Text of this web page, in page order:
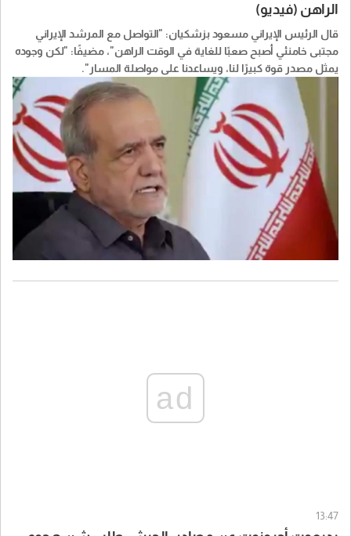
الراهن (فيديو)
قال الرئيس الإيراني مسعود بزشكيان: "التواصل مع المرشد الإيراني
مجتبى خامنئي أصبح صعبًا للغاية في الوقت الراهن"، مضيفًا: "لكن وجوده
يمثل مصدر قوة كبيرًا لنا، ويساعدنا على مواصلة المسار".
ad
13:47